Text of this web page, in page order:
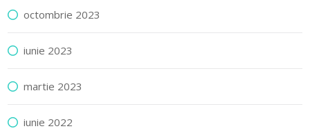
octombrie 2023
iunie 2023
martie 2023
iunie 2022